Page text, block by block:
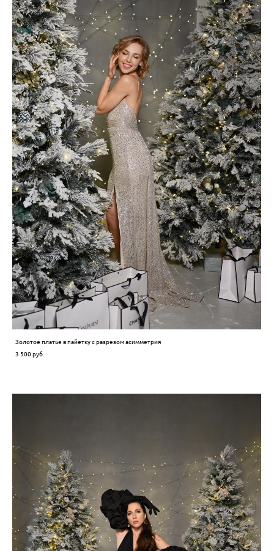
Золотое платье в пайетку с разрезом асимметрия
3 500 pуб.